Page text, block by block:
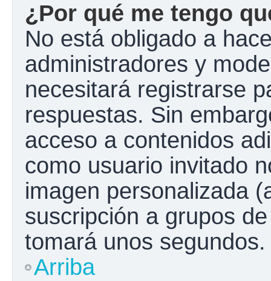
¿Por qué me tengo
No está obligado a
administradores y
necesitará registrarse
respuestas. Sin
acceso a contenidos
como usuario invitado
imagen personalizada
suscripción a grupos
tomará unos
Arriba